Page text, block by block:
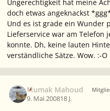
Ungerechtigkeit hat meine
doch etwas angeknackst
Und es ist grade ein Wunder
Lieferservice war am Telefon
konnte. Dh, keine lauten
verständliche Sätze. Wow. :-O
Mumak Mahoud
9. Mai 200818 J.